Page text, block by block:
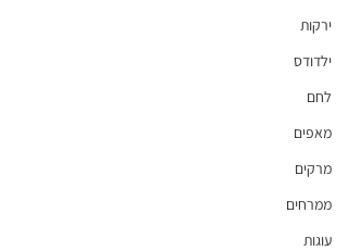
ירקות
ילדודס
לחם
מאפים
מרקים
ממרחים
עוגות